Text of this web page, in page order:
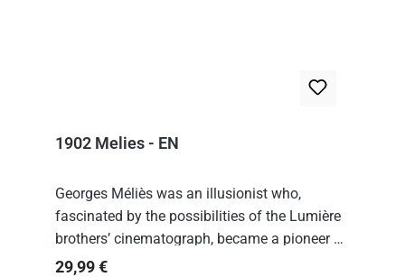
1902 Melies - EN
Georges Méliès was an illusionist who,
fascinated by the possibilities of the Lumière
brothers’ cinematograph, became a pioneer of
cinema. In 1902, he filmed his most famous
Regulärer Preis:
29,99 €